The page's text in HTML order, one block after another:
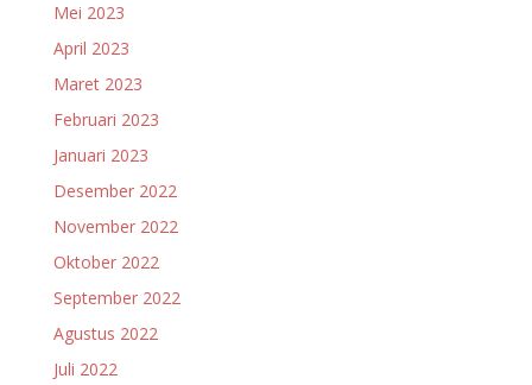
Mei 2023
April 2023
Maret 2023
Februari 2023
Januari 2023
Desember 2022
November 2022
Oktober 2022
September 2022
Agustus 2022
Juli 2022